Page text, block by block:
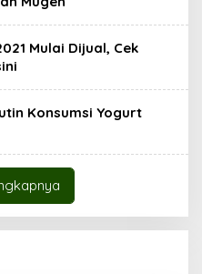
Mulai Dijual, Cek
Konsumsi Yogurt